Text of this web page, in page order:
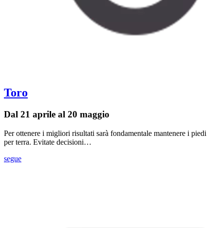
Toro
Dal 21 aprile al 20 maggio
Per ottenere i migliori risultati sarà fondamentale mantenere i piedi
per terra. Evitate decisioni…
segue